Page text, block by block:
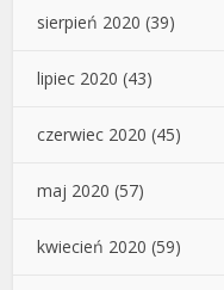
sierpień 2020 (39)
lipiec 2020 (43)
czerwiec 2020 (45)
maj 2020 (57)
kwiecień 2020 (59)